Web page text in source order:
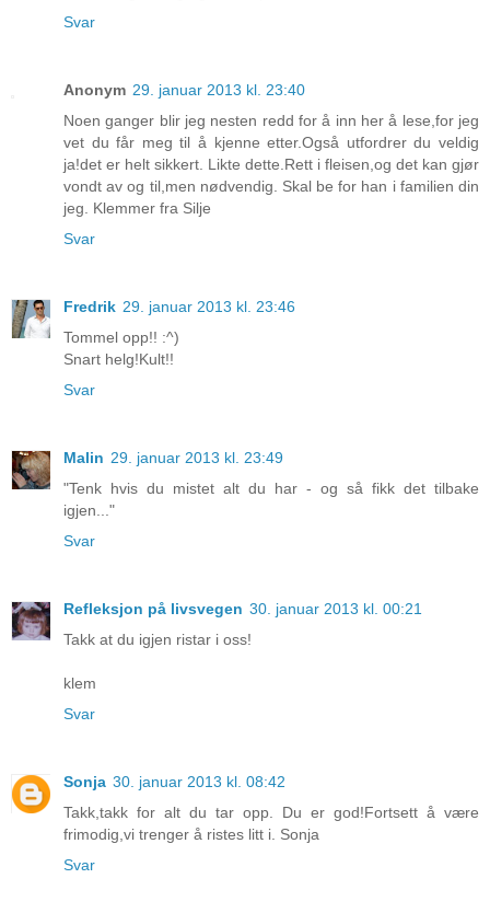
Svar
Anonym 29. januar 2013 kl. 23:40
Noen ganger blir jeg nesten redd for å inn her å lese,for jeg
vet du får meg til å kjenne etter.Også utfordrer du veldig
ja!det er helt sikkert. Likte dette.Rett i fleisen,og det kan gjør
vondt av og til,men nødvendig. Skal be for han i familien din
jeg. Klemmer fra Silje
Svar
Fredrik 29. januar 2013 kl. 23:46
Tommel opp!! :^)
Snart helg!Kult!!
Svar
Malin 29. januar 2013 kl. 23:49
"Tenk hvis du mistet alt du har - og så fikk det tilbake
igjen..."
Svar
Refleksjon på livsvegen 30. januar 2013 kl. 00:21
Takk at du igjen ristar i oss!
klem
Svar
Sonja 30. januar 2013 kl. 08:42
Takk,takk for alt du tar opp. Du er god!Fortsett å være
frimodig,vi trenger å ristes litt i. Sonja
Svar